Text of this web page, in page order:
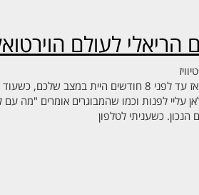
הריאלי לעולם
תחילת הדרך אז עד לפני 8 חודשים היית
עליי לפנות וכמו שהמבוגרים אומרים "מה
כשעניתי לטלפון